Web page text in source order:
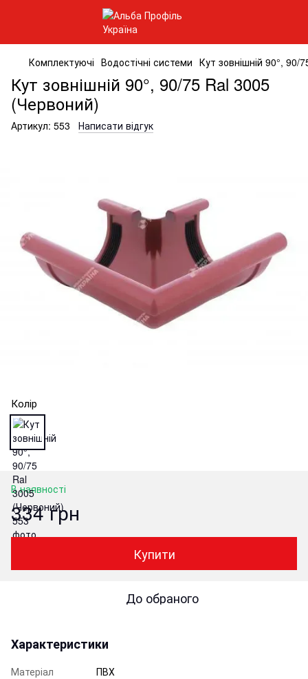
Комплектуючі Водостічні системи Кут зовнішній 90°,
Кут зовнішній 90°, 90/75 Ral 3005
(Червоний)
Артикул: 553 Написати відгук
Колір
В наявності
334 грн
Купити
До обраного
Характеристики
Матеріал ПВХ